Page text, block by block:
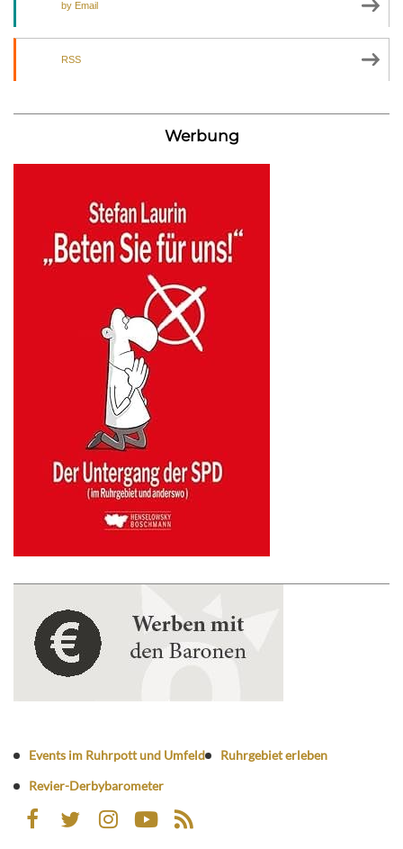
by Email
RSS
Werbung
Events im Ruhrpott und Umfeld
Ruhrgebiet erleben
Revier-Derbybarometer